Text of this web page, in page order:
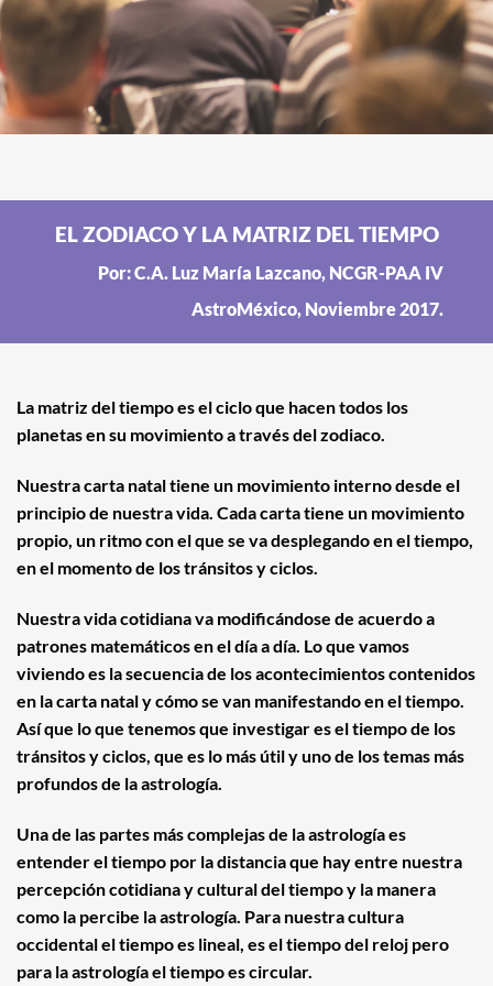
EL ZODIACO Y LA MATRIZ DEL TIEMPO
Por: C.A. Luz María Lazcano, NCGR-PAA IV
AstroMéxico, Noviembre 2017.
La matriz del tiempo es el ciclo que hacen todos los
planetas en su movimiento a través del zodiaco.
Nuestra carta natal tiene un movimiento interno desde el
principio de nuestra vida. Cada carta tiene un movimiento
propio, un ritmo con el que se va desplegando en el tiempo,
en el momento de los tránsitos y ciclos.
Nuestra vida cotidiana va modificándose de acuerdo a
patrones matemáticos en el día a día. Lo que vamos
viviendo es la secuencia de los acontecimientos contenidos
en la carta natal y cómo se van manifestando en el tiempo.
Así que lo que tenemos que investigar es el tiempo de los
tránsitos y ciclos, que es lo más útil y uno de los temas más
profundos de la astrología.
Una de las partes más complejas de la astrología es
entender el tiempo por la distancia que hay entre nuestra
percepción cotidiana y cultural del tiempo y la manera
como la percibe la astrología. Para nuestra cultura
occidental el tiempo es lineal, es el tiempo del reloj pero
para la astrología el tiempo es circular.